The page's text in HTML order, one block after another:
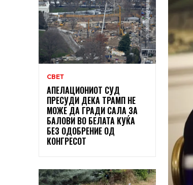
СВЕТ
АПЕЛАЦИОНИОТ СУД
ПРЕСУДИ ДЕКА ТРАМП НЕ
МОЖЕ ДА ГРАДИ САЛА ЗА
БАЛОВИ ВО БЕЛАТА КУЌА
БЕЗ ОДОБРЕНИЕ ОД
КОНГРЕСОТ